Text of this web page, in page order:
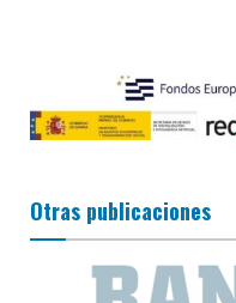
Otras publicaciones